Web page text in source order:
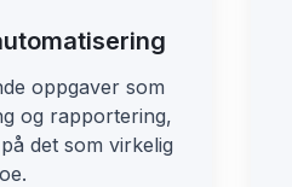
oppgaver som
og rapportering,
det som virkelig